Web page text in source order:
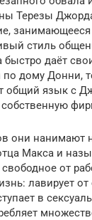
Терезы
стиль
быстро даёт
дому Донни,
общий язык с
они нанимают
Макса и
свободное от
лавирует от
в